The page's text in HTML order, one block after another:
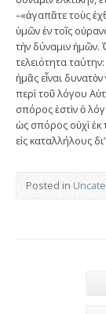
–«ἀγαπᾶτε τοὺς
ὑμῶν ἐν τοῖς
τὴν δύναμιν ἡμῶν.
τελειότητα
ἡμᾶς εἶναι
περὶ τοῦ λόγου
σπόρος ἐστὶν ὁ
ὡς σπόρος οὐχὶ
εἰς καταλλήλους
Posted in